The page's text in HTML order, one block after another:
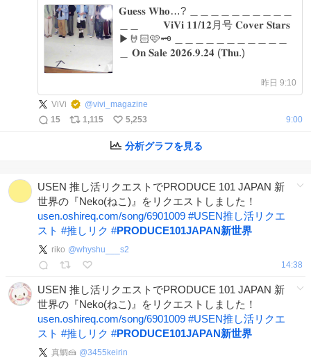
𝐆𝐮𝐞𝐬𝐬 𝐖𝐡𝐨…? ＿＿＿＿＿＿＿＿＿＿
▶︎🤘🏻🩷🗝️ ＿＿＿＿＿＿＿＿＿＿＿
＿ 𝐎𝐧 𝐒𝐚𝐥𝐞 𝟐𝟎𝟐𝟔.𝟗.𝟐𝟒 (𝐓𝐡𝐮.)
昨日 9:10
ViVi @vivi_magazine
15
1,115 5,253 9:00
分析グラフを見る
USEN 推し活リクエストでPRODUCE 101 JAPAN 新
世界の『Neko(ねこ)』をリクエストしました！
usen.oshireq.com/song/6901009 #USEN推し活リクエ
スト #推しリク #PRODUCE101JAPAN新世界
riko @whyshu___s2
14:38
USEN 推し活リクエストでPRODUCE 101 JAPAN 新
世界の『Neko(ねこ)』をリクエストしました！
usen.oshireq.com/song/6901009 #USEN推し活リクエ
スト #推しリク #PRODUCE101JAPAN新世界
真鯛🍰 @3455keirin